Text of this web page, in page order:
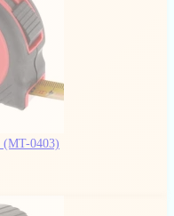
(MT-0403)